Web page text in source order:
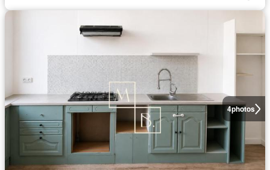
4photos